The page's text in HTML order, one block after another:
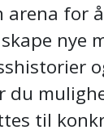
arena
nye
du
til